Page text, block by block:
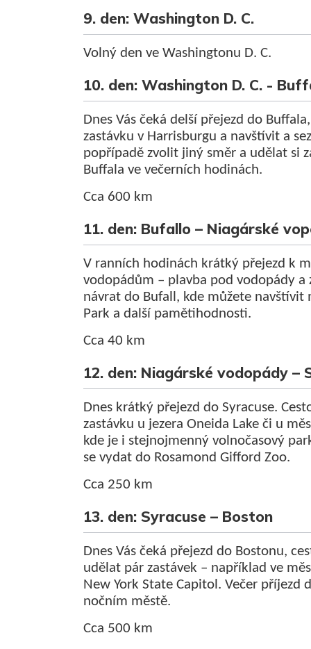
9. den: Washington D. C.
Volný den ve Washingtonu D. C.
10. den: Washington D. C. -
Dnes Vás čeká delší přejezd do
zastávku v Harrisburgu a navštívit a
popřípadě zvolit jiný směr a udělat si
Buffala ve večerních hodinách.
Cca 600 km
11. den: Bufallo – Niagárské
V ranních hodinách krátký přejezd k
vodopádům – plavba pod vodopády a
návrat do Bufall, kde můžete
Park a další pamětihodnosti.
Cca 40 km
12. den: Niagárské vodopády –
Dnes krátký přejezd do Syracuse.
zastávku u jezera Oneida Lake či u
kde je i stejnojmenný volnočasový
se vydat do Rosamond Gifford Zoo.
Cca 250 km
13. den: Syracuse – Boston
Dnes Vás čeká přejezd do Bostonu,
udělat pár zastávek – například ve
New York State Capitol. Večer příjezd
nočním městě.
Cca 500 km